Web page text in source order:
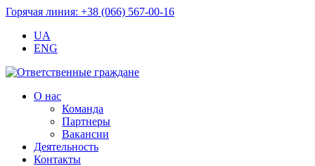
Горячая линия: +38 (066) 567-00-16
UA
ENG
О нас
Команда
Партнеры
Вакансии
Деятельность
Контакты